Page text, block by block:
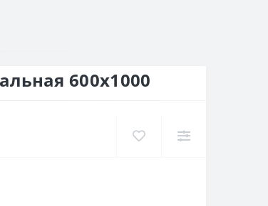
600х1000